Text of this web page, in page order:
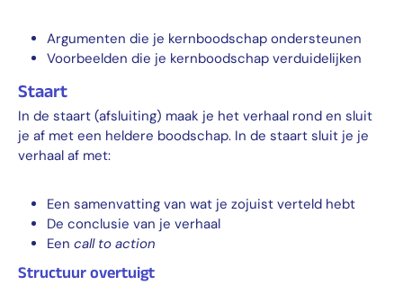
Argumenten die je kernboodschap ondersteunen
Voorbeelden die je kernboodschap verduidelijken
Staart
In de staart (afsluiting) maak je het verhaal rond en sluit
je af met een heldere boodschap. In de staart sluit je je
verhaal af met:
Een samenvatting van wat je zojuist verteld hebt
De conclusie van je verhaal
Een call to action
Structuur overtuigt